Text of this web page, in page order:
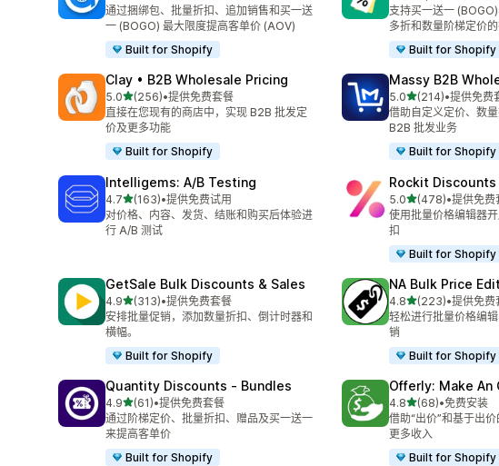
通过捆绑包、批量折扣、追加销售和买一送
一 (BOGO) 最大限度提高客单价 (AOV)
Built for Shopify
支持买一送一
多折和数量阶梯定价
Built for Shopify
Clay • B2B Wholesale Pricing
5.0星（满分 5 星）
(256)
总共 256 条评论
•提供免费套餐
直接在您现有的商店中，实现 B2B 批发定
价及更多功能
Built for Shopify
Massy B2B
5.0星（满分 5 星）
(214)
总共 214 条评论
•提供免费
借助自定义定价、数
B2B 批发业务
Built for Shopify
Intelligems: A/B Testing
4.7星（满分 5 星）
(163)
总共 163 条评论
•提供免费试用
对价格、内容、发货、结账和购买后体验进
行 A/B 测试
Rockit Discounts
5.0星（满分 5 星）
(478)
总共 478 条评论
•提供免费
使用批量价格编辑器
扣
Built for Shopify
GetSale Bulk Discounts & Sales
4.9星（满分 5 星）
(313)
总共 313 条评论
•提供免费套餐
安排批量促销，添加数量折扣、倒计时器和
横幅。
Built for Shopify
NA Bulk Price
4.8星（满分 5 星）
(223)
总共 223 条评论
•提供免费
轻松进行批量价格编
销
Built for Shopify
Quantity Discounts ‑ Bundles
4.9星（满分 5 星）
(61)
总共 61 条评论
•提供免费套餐
通过阶梯定价、批量折扣、赠品及买一送一
来提高客单价
Built for Shopify
Offerly: Make An
4.8星（满分 5 星）
(68)
总共 68 条评论
•免费安装
借助“出价”和基于出
更多收入
Built for Shopify